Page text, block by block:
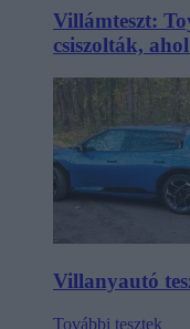
Villámteszt:
csiszolták,
Villanyautó
További tesztek